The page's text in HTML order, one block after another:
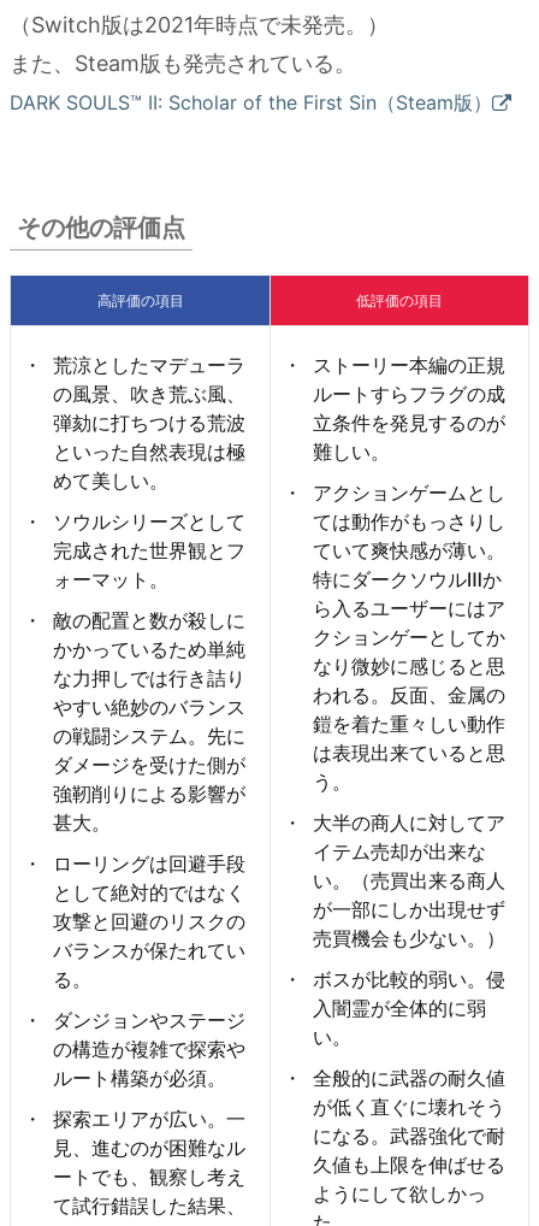
（Switch版は2021年時点で未発売。）
また、Steam版も発売されている。
DARK SOULS™ II: Scholar of the First Sin（Steam版）
その他の評価点
高評価の項目 低評価の項目
荒涼としたマデューラ
の風景、吹き荒ぶ風、
弾劾に打ちつける荒波
といった自然表現は極
めて美しい。
ソウルシリーズとして
完成された世界観とフ
ォーマット。
敵の配置と数が殺しに
かかっているため単純
な力押しでは行き詰り
やすい絶妙のバランス
の戦闘システム。先に
ダメージを受けた側が
強靭削りによる影響が
甚大。
ローリングは回避手段
として絶対的ではなく
攻撃と回避のリスクの
バランスが保たれてい
る。
ダンジョンやステージ
の構造が複雑で探索や
ルート構築が必須。
探索エリアが広い。一
見、進むのが困難なル
ートでも、観察し考え
て試行錯誤した結果、
ストーリー本編の正規
ルートすらフラグの成
立条件を発見するのが
難しい。
アクションゲームとし
ては動作がもっさりし
ていて爽快感が薄い。
特にダークソウルⅢか
ら入るユーザーにはア
クションゲーとしてか
なり微妙に感じると思
われる。反面、金属の
鎧を着た重々しい動作
は表現出来ていると思
う。
大半の商人に対してア
イテム売却が出来な
い。（売買出来る商人
が一部にしか出現せず
売買機会も少ない。）
ボスが比較的弱い。侵
入闇霊が全体的に弱
い。
全般的に武器の耐久値
が低く直ぐに壊れそう
になる。武器強化で耐
久値も上限を伸ばせる
ようにして欲しかっ